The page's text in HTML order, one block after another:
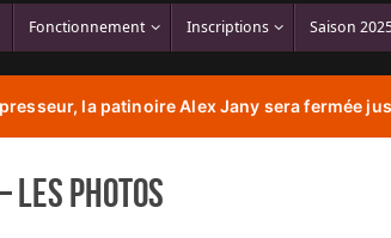
Fonctionnement Inscriptions Saison
la patinoire Alex Jany sera fermée
– Les photos